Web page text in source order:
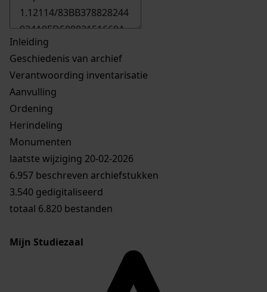
Inleiding
Geschiedenis van archief
Verantwoording inventarisatie
Aanvulling
Ordening
Herindeling
Monumenten
laatste wijziging 20-02-2026
6.957 beschreven archiefstukken
3.540 gedigitaliseerd
totaal 6.820 bestanden
Mijn Studiezaal